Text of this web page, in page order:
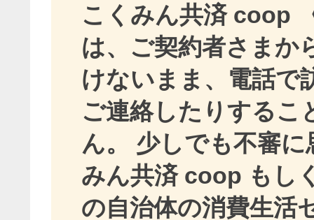
こくみん共済 coop
は、ご契約者さまか
けないまま、電話で
ご連絡したりするこ
ん。 少しでも不審
みん共済 coop もし
の自治体の消費生活